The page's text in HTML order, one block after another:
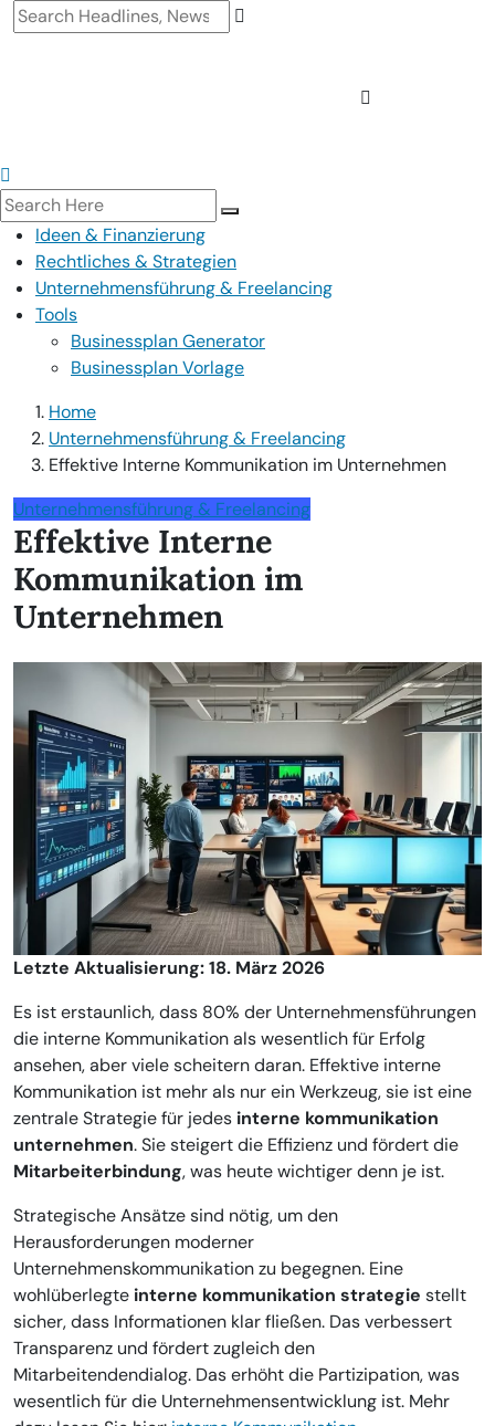
Ideen & Finanzierung
Rechtliches & Strategien
Unternehmensführung & Freelancing
Tools
Businessplan Generator
Businessplan Vorlage
Home
Unternehmensführung & Freelancing
Effektive Interne Kommunikation im Unternehmen
Unternehmensführung & Freelancing
Effektive Interne
Kommunikation im
Unternehmen
Letzte Aktualisierung: 18. März 2026
Es ist erstaunlich, dass 80% der Unternehmensführungen
die interne Kommunikation als wesentlich für Erfolg
ansehen, aber viele scheitern daran. Effektive interne
Kommunikation ist mehr als nur ein Werkzeug, sie ist eine
zentrale Strategie für jedes interne kommunikation
unternehmen. Sie steigert die Effizienz und fördert die
Mitarbeiterbindung, was heute wichtiger denn je ist.
Strategische Ansätze sind nötig, um den
Herausforderungen moderner
Unternehmenskommunikation zu begegnen. Eine
wohlüberlegte interne kommunikation strategie stellt
sicher, dass Informationen klar fließen. Das verbessert
Transparenz und fördert zugleich den
Mitarbeitendendialog. Das erhöht die Partizipation, was
wesentlich für die Unternehmensentwicklung ist. Mehr